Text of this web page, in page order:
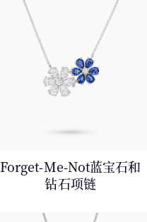
Forget-Me-Not蓝宝石和
钻⁠石⁠项⁠链